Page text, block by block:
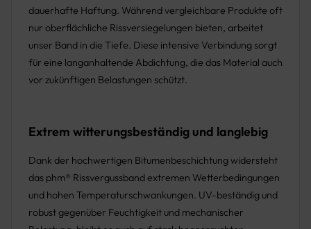
dauerhafte Haftung. Während vergleichbare Produkte oft
nur oberflächliche Rissversiegelungen bieten, arbeitet
unser Band in die Tiefe. Diese intensive Verbindung sorgt
für eine langanhaltende Abdichtung, die das Material auch
vor zukünftigen Belastungen schützt.
Extrem witterungsbeständig und langlebig
Dank der hochwertigen Bitumenbeschichtung widersteht
das phm® Rissvergussband extremen Wetterbedingungen
und hohen Temperaturschwankungen. UV-beständig und
robust gegenüber Feuchtigkeit und mechanischer